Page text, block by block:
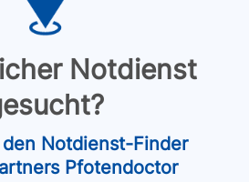
Notdienst
Notdienst-Finder
Pfotendoctor